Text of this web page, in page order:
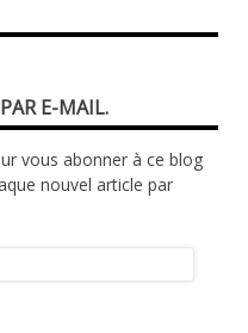
E-MAIL.
vous abonner à ce blog
nouvel article par